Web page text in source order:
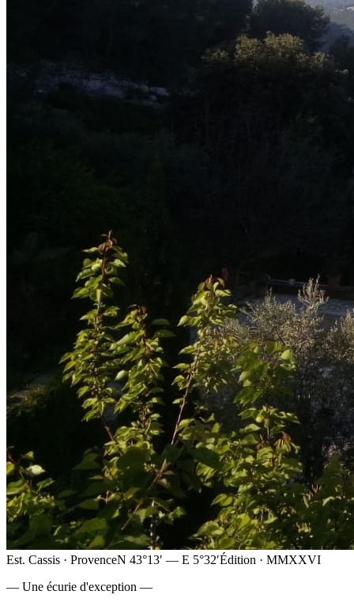
Est. Cassis · ProvenceN 43°13′ — E 5°32′Édition · MMXXVI
— Une écurie d'exception —